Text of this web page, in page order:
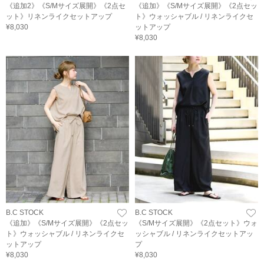
《追加2》《S/Mサイズ展開》《2点セ
ット》リネンライクセットアップ
¥8,030
《追加》《S/Mサイズ展開》《2点セッ
ト》ウォッシャブル / リネンライクセ
ットアップ
¥8,030
B.C STOCK
《追加》《S/Mサイズ展開》《2点セッ
ト》ウォッシャブル / リネンライクセ
ットアップ
¥8,030
B.C STOCK
《S/Mサイズ展開》《2点セット》ウォ
ッシャブル / リネンライクセットアッ
プ
¥8,030